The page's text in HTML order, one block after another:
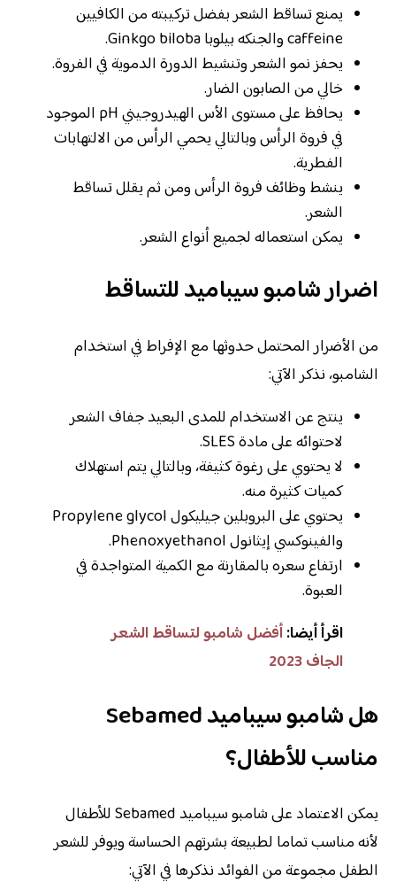
يمنع تساقط الشعر بفضل تركيبته من الكافيين
caffeine والجنكه بيلوبا Ginkgo biloba.
يحفز نمو الشعر وتنشيط الدورة الدموية في الفروة.
خالي من الصابون الضار.
يحافظ على مستوى الأس الهيدروجيني pH الموجود
في فروة الرأس وبالتالي يحمي الرأس من الالتهابات
الفطرية.
ينشط وظائف فروة الرأس ومن ثم يقلل تساقط
الشعر.
يمكن استعماله لجميع أنواع الشعر.
اضرار شامبو سيباميد للتساقط
من الأضرار المحتمل حدوثها مع الإفراط في استخدام
الشامبو، نذكر الآتي:
ينتج عن الاستخدام للمدى البعيد جفاف الشعر
لاحتوائه على مادة SLES.
لا يحتوي على رغوة كثيفة، وبالتالي يتم استهلاك
كميات كثيرة منه.
يحتوي على البروبلين جيليكول Propylene glycol
والفينوكسي إيثانول Phenoxyethanol.
ارتفاع سعره بالمقارنة مع الكمية المتواجدة في
العبوة.
اقرأ أيضا:أفضل شامبو لتساقط الشعر
الجاف 2023
هل شامبو سيباميد Sebamed
مناسب للأطفال؟
يمكن الاعتماد على شامبو سيباميد Sebamed للأطفال
لأنه مناسب تماما لطبيعة بشرتهم الحساسة ويوفر للشعر
الطفل مجموعة من الفوائد نذكرها في الآتي: